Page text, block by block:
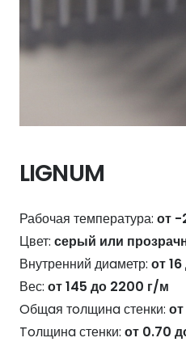
LIGNUM
Рабочая температура: от -
Цвет: серый или
Внутренний диaметр: от
Вес: от 145 до 2200 г/м
Oбщaя тoлщинa стенки:
Toлщинa стенки: от 0.70